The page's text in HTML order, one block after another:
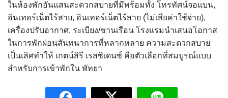
ในห้องพักอันแสนสะดวกสบายที่มีพร้อมทั้ง โทรทัศน์จอแบน,
อินเทอร์เน็ตไร้สาย, อินเทอร์เน็ตไร้สาย (ไม่เสียค่าใช้จ่าย),
เครื่องปรับอากาศ, ระเบียง/ชานเรือน โรงแรมนำเสนอโอกาส
ในการพักผ่อนสันทนาการที่หลากหลาย ความสะดวกสบาย
เป็นเลิศทำให้ เกตน์สิรี เรสซิเดนซ์ คือตัวเลือกที่สมบูรณ์แบบ
สำหรับการเข้าพักใน พัทยา